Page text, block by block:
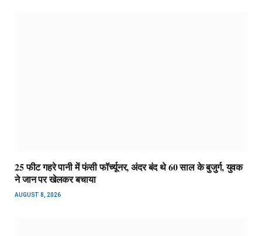
25 फीट गहरे पानी में फंसी फॉर्च्यूनर, अंदर बंद थे 60 साल के बुजुर्ग, युवक
ने जान पर खेलकर बचाया
AUGUST 8, 2026